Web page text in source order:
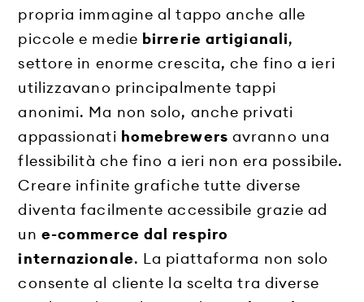
propria immagine al tappo anche alle
piccole e medie birrerie artigianali,
settore in enorme crescita, che fino a ieri
utilizzavano principalmente tappi
anonimi. Ma non solo, anche privati
appassionati homebrewers avranno una
flessibilità che fino a ieri non era possibile.
Creare infinite grafiche tutte diverse
diventa facilmente accessibile grazie ad
un e-commerce dal respiro
internazionale. La piattaforma non solo
consente al cliente la scelta tra diverse